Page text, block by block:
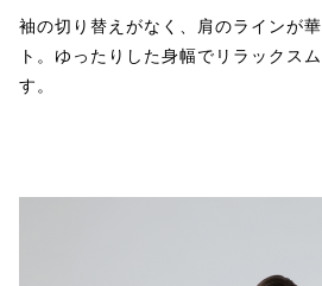
袖の切り替えがなく、肩のラインが
ト。ゆったりした身幅でリラックス
す。